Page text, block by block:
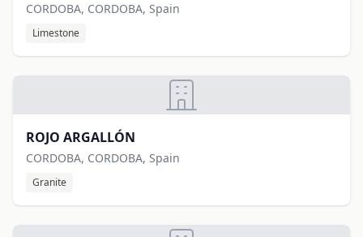
CORDOBA, CORDOBA, Spain
Limestone
ROJO ARGALLÓN
CORDOBA, CORDOBA, Spain
Granite